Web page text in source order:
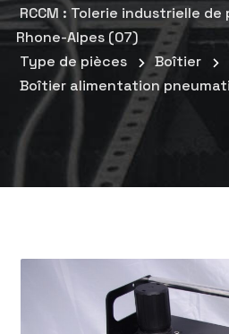
RCCM : Tolerie industrielle
Rhone-Alpes (07)
Type de pièces
Boîtier
Boîtier alimentation